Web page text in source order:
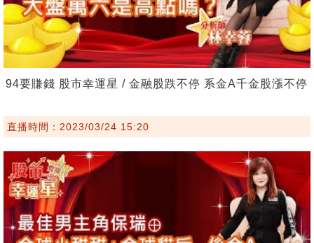
94要賺錢 股市幸運星 / 金融股跌不停 系金A千金股漲不停
直播時間：2023/03/24 15:20